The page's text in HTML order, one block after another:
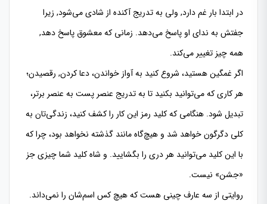
در ابتدا بار غم دارد, ولی به تدریج آكنده از شادی می‌شود, زیرا
جفتش به ندای او پاسخ می‌‌دهد. زمانی كه معشوق پاسخ دهد,
همه چیز تغییر می‌كند.
اگر غمگین هستید، شروع كنید به آواز خواندن، دعا كردن, رقصیدن؛
هر كاری كه می‌توانید بكنید تا به تدریج عنصر پست به عنصر برتر،
تبدیل ‌شود. هنگامی كه كلید رمز این كار را كشف كنید، زندگی‌تان به
كلی دگرگون خواهد شد و هیچ‌گاه مانند گذشته نخواهد بود، چرا كه
با این كلید می‌توانید هر دری را بگشایید. و شاه كلید شما چیزی جز
«جشن» نیست.
روایتی از سه عارف چینی هست كه هیچ كس اسم‌شان را نمی‌داند.